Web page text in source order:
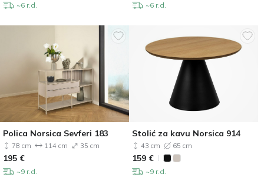
~6 r.d. ~6 r.d.
Polica Norsica Sevferi 183
78 cm 114 cm 35 cm
195 €
~9 r.d.
Stolić za kavu Norsica 914
43 cm 65 cm
159 €
~9 r.d.